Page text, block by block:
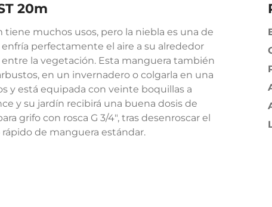
20m
tiene muchos usos, pero la niebla es una de
perfectamente el aire a su alrededor
la vegetación. Esta manguera también
en un invernadero o colgarla en una
y está equipada con veinte boquillas a
y su jardín recibirá una buena dosis de
grifo con rosca G 3/4", tras desenroscar el
de manguera estándar.